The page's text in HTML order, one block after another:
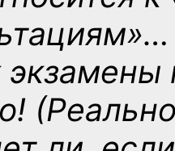
…
экзамены